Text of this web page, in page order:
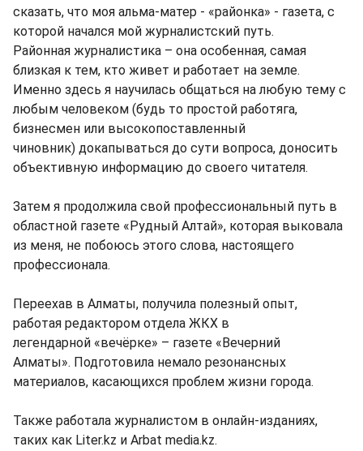
сказать, что моя альма-матер - «районка» - газета, с
которой начался мой журналистский путь.
Районная журналистика – она особенная, самая
близкая к тем, кто живет и работает на земле.
Именно здесь я научилась общаться на любую тему с
любым человеком (будь то простой работяга,
бизнесмен или высокопоставленный
чиновник) докапываться до сути вопроса, доносить
объективную информацию до своего читателя.
Затем я продолжила свой профессиональный путь в
областной газете «Рудный Алтай», которая выковала
из меня, не побоюсь этого слова, настоящего
профессионала.
Переехав в Алматы, получила полезный опыт,
работая редактором отдела ЖКХ в
легендарной «вечёрке» – газете «Вечерний
Алматы». Подготовила немало резонансных
материалов, касающихся проблем жизни города.
Также работала журналистом в онлайн-изданиях,
таких как Liter.kz и Arbat media.kz.